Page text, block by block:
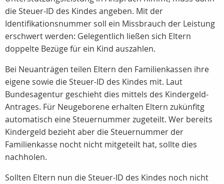
die Steuer-ID des Kindes angeben. Mit der
Identifikationsnummer soll ein Missbrauch der Leistung
erschwert werden: Gelegentlich ließen sich Eltern
doppelte Bezüge für ein Kind auszahlen.
Bei Neuanträgen teilen Eltern den Familienkassen ihre
eigene sowie die Steuer-ID des Kindes mit. Laut
Bundesagentur geschieht dies mittels des Kindergeld-
Antrages. Für Neugeborene erhalten Eltern zukünfitg
automatisch eine Steuernummer zugeteilt. Wer bereits
Kindergeld bezieht aber die Steuernummer der
Familienkasse nocht nicht mitgeteilt hat, sollte dies
nachholen.
Sollten Eltern nun die Steuer-ID des Kindes noch nicht